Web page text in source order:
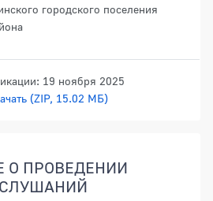
городского поселения
19 ноября 2025
(ZIP, 15.02 МБ)
О ПРОВЕДЕНИИ